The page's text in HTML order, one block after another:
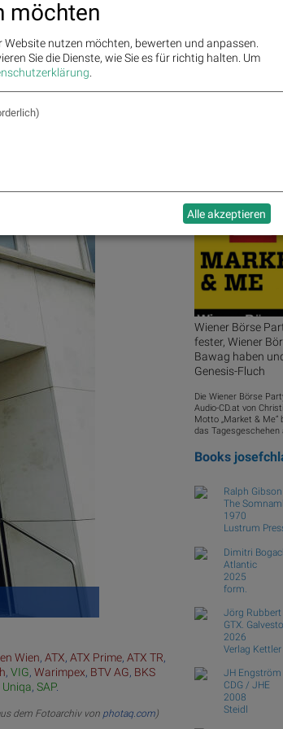
Member)Martin
Wien, ATX, ATX Prime, ATX TR,
, VIG, Warimpex, BTV AG, BKS
Uniqa, SAP.
dem Fotoarchiv von photaq.com)
börsenradio.at,
Smeilinho zu
Smeilinho zu Bajaj
Featured
Wiener Börse
fester, Wiener
Bawag haben
Genesis-Fluch
Die Wiener Börse
Audio-CD.at von
Motto „Market &
das Tagesgeschehen
Books
Ralph Gibson
The
1970
Lustrum
Dimitri
Atlantic
2025
form.
Jörg Rubbert
GTX.
2026
Verlag Kettler
JH Engström
CDG / JHE
2008
Steidl
möchten
Website nutzen möchten, bewerten und anpassen.
Sie die Dienste, wie Sie es für richtig halten. Um
.
Alle akzeptieren